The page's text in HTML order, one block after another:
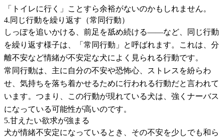
「トイレに行く」ことすら余裕がないのかもしれません。
4.同じ行動を繰り返す（常同行動）
しっぽを追いかける、前足を舐め続ける——など、同じ行動
を繰り返す様子は、「常同行動」と呼ばれます。これは、分
離不安など情緒が不安定な犬によく見られる行動です。
常同行動は、主に自分の不安や恐怖心、ストレスを紛らわ
せ、気持ちを落ち着かせるために行われる行動だと言われて
います。つまり、この行動が現れている犬は、強くナーバス
になっている可能性が高いのです。
5.甘えたい欲求が強まる
犬が情緒不安定になっているとき、その不安を少しでも和ら